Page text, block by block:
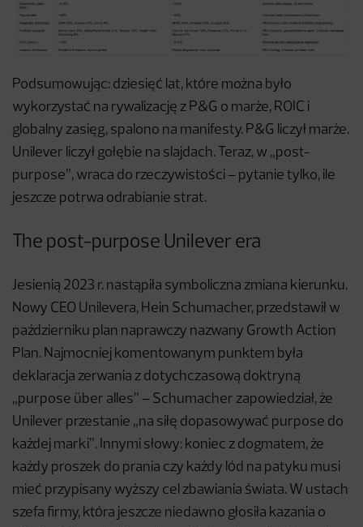
Podsumowując: dziesięć lat, które można było
wykorzystać na rywalizację z P&G o marże, ROIC i
globalny zasięg, spalono na manifesty. P&G liczył marże.
Unilever liczył gołębie na slajdach. Teraz, w „post-
purpose”, wraca do rzeczywistości – pytanie tylko, ile
jeszcze potrwa odrabianie strat.
The post-purpose Unilever era
Jesienią 2023 r. nastąpiła symboliczna zmiana kierunku.
Nowy CEO Unilevera, Hein Schumacher, przedstawił w
październiku plan naprawczy nazwany Growth Action
Plan. Najmocniej komentowanym punktem była
deklaracja zerwania z dotychczasową doktryną
„purpose über alles” – Schumacher zapowiedział, że
Unilever przestanie „na siłę dopasowywać purpose do
każdej marki”. Innymi słowy: koniec z dogmatem, że
każdy proszek do prania czy każdy lód na patyku musi
mieć przypisany wyższy cel zbawiania świata. W ustach
szefa firmy, która jeszcze niedawno głosiła kazania o